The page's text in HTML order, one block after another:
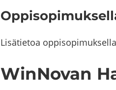
Li­sä­tie­toa
WinNovan